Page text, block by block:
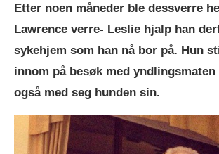
Etter noen måneder ble dessverre
Lawrence verre- Leslie hjalp han
sykehjem som han nå bor på. Hun
innom på besøk med
også med seg hunden sin.